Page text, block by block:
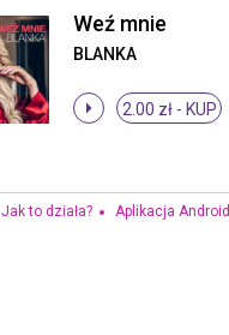
Weź mnie
BLANKA
2.00 zł - KUP
Jak to działa? Aplikacja Android